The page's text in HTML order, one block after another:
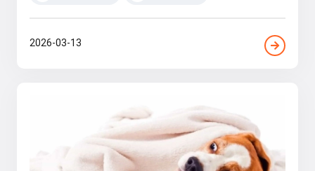
2026-03-13